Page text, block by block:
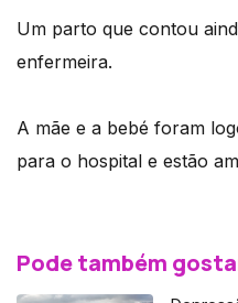
Um parto que contou
enfermeira.
A mãe e a bebé foram
para o hospital e estão
Pode também